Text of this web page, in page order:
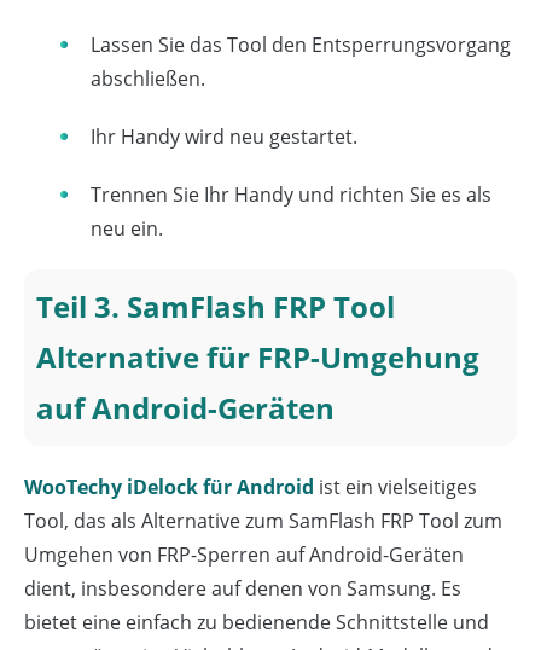
Lassen Sie das Tool den Entsperrungsvorgang
abschließen.
Ihr Handy wird neu gestartet.
Trennen Sie Ihr Handy und richten Sie es als
neu ein.
Teil 3. SamFlash FRP Tool
Alternative für FRP-Umgehung
auf Android-Geräten
WooTechy iDelock für Android ist ein vielseitiges
Tool, das als Alternative zum SamFlash FRP Tool zum
Umgehen von FRP-Sperren auf Android-Geräten
dient, insbesondere auf denen von Samsung. Es
bietet eine einfach zu bedienende Schnittstelle und